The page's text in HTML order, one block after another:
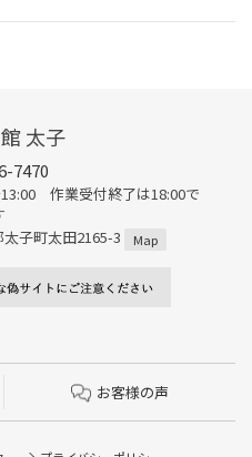
太子
7470
作業受付終了は18:00で
子町太田2165-3
Map
お客様の声